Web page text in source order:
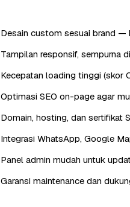
Desain custom sesuai brand —
Tampilan responsif, sempurna
Kecepatan loading tinggi (skor
Optimasi SEO on-page agar
Domain, hosting, dan sertifikat
Integrasi WhatsApp, Google
Panel admin mudah untuk
Garansi maintenance dan